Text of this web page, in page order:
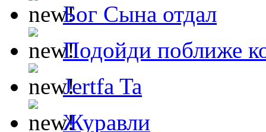
Бог Сына отдал
Подойди поближе
Jertfa Ta
Журавли